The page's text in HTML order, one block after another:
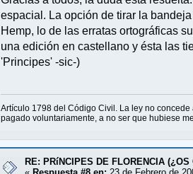
espacial. La opción de tirar la
Hemp, lo de las erratas ortográficas
una edición en castellano y ésta las
'Principes' -sic-)
Artículo 1798 del Código Civil. La ley no
pagado voluntariamente, a no ser que hubiese
RE: PRíNCIPES DE FLORENCIA (¿OS
«Respuesta #8 en: 23 de Febrero de